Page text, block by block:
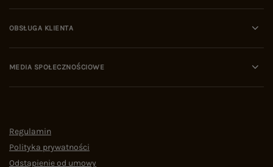
OBSŁUGA KLIENTA
MEDIA SPOŁECZNOŚCIOWE
Regulamin
Polityka prywatności
Odstąpienie od umowy